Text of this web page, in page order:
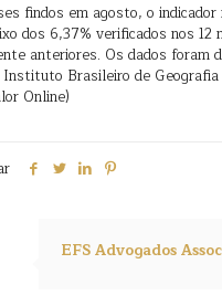
findos em agosto, o
dos 6,37% verificados nos 12
anteriores. Os dados foram
Instituto Brasileiro de
Online)
EFS Advogados